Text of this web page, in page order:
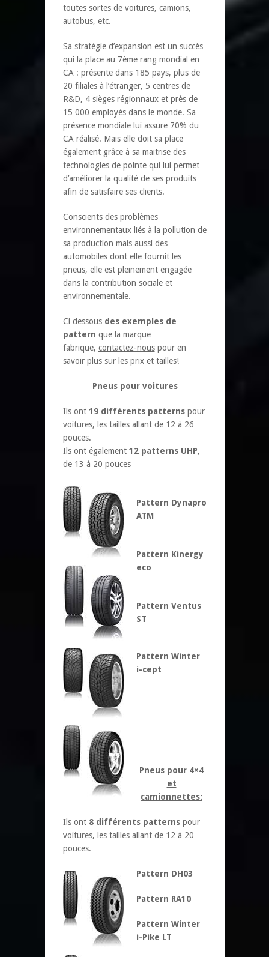
toutes sortes de voitures, camions,
autobus, etc.
Sa stratégie d’expansion est un succès
qui la place au 7ème rang mondial en
CA : présente dans 185 pays, plus de
20 filiales à l’étranger, 5 centres de
R&D, 4 sièges régionnaux et près de
15 000 employés dans le monde. Sa
présence mondiale lui assure 70% du
CA réalisé. Mais elle doit sa place
également grâce à sa maitrise des
technologies de pointe qui lui permet
d’améliorer la qualité de ses produits
afin de satisfaire ses clients.
Conscients des problèmes
environnementaux liés à la pollution de
sa production mais aussi des
automobiles dont elle fournit les
pneus, elle est pleinement engagée
dans la contribution sociale et
environnementale.
Ci dessous des exemples de
pattern que la marque
fabrique, contactez-nouspour en
savoir plus sur les prix et tailles!
Pneus pour voitures
Ils ont 19 différents patternspour
voitures, les tailles allant de 12 à 26
pouces.
Ils ont également 12 patterns UHP,
de 13 à 20 pouces
Pattern Dynapro
ATM
Pattern Kinergy
eco
Pattern Ventus
ST
Pattern Winter
i-cept
Pneus pour 4×4
et
camionnettes:
Ils ont 8 différents patternspour
voitures, les tailles allant de 12 à 20
pouces.
Pattern DH03
Pattern RA10
Pattern Winter
i-Pike LT